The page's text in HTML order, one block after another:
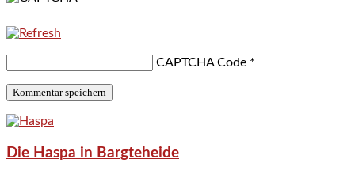
CAPTCHA Code *
Die Haspa in Bargteheide